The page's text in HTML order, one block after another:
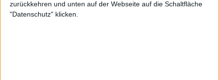
zurückkehren und unten auf der Webseite auf die Schaltfläche
"Datenschutz" klicken.